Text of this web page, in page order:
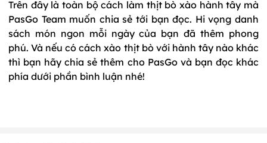
Trên đây là toàn bộ cách làm thịt bò xào hành tây mà
PasGo Team muốn chia sẻ tới bạn đọc. Hi vọng danh
sách món ngon mỗi ngày của bạn đã thêm phong
phú. Và nếu có cách xào thịt bò với hành tây nào khác
thì bạn hãy chia sẻ thêm cho PasGo và bạn đọc khác
phía dưới phần bình luận nhé!